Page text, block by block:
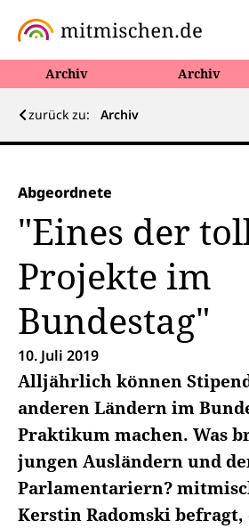
Archiv Archiv
zurück zu: Archiv
Abgeordnete
"Eines der
Projekte im
Bundestag"
10. Juli 2019
Alljährlich können
anderen Ländern im
Praktikum machen. Was
jungen Ausländern und
Parlamentariern?
Kerstin Radomski befragt,